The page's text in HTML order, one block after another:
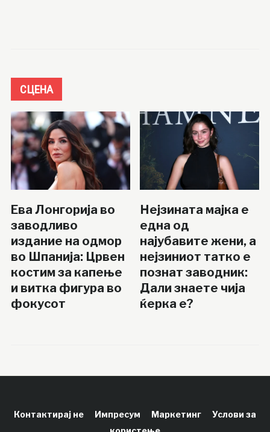
СЦЕНА
Ева Лонгорија во
заводливо
издание на одмор
во Шпанија: Црвен
костим за капење
и витка фигура во
фокусот
Нејзината мајка е
една од
најубавите жени, а
нејзиниот татко е
познат заводник:
Дали знаете чија
ќерка е?
Контактирај не Импресум Маркетинг
Услови за